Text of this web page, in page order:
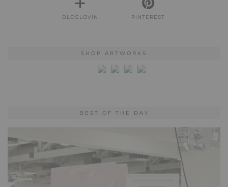
BLOGLOVIN PINTEREST
SHOP ARTWORKS
BEST OF THE DAY